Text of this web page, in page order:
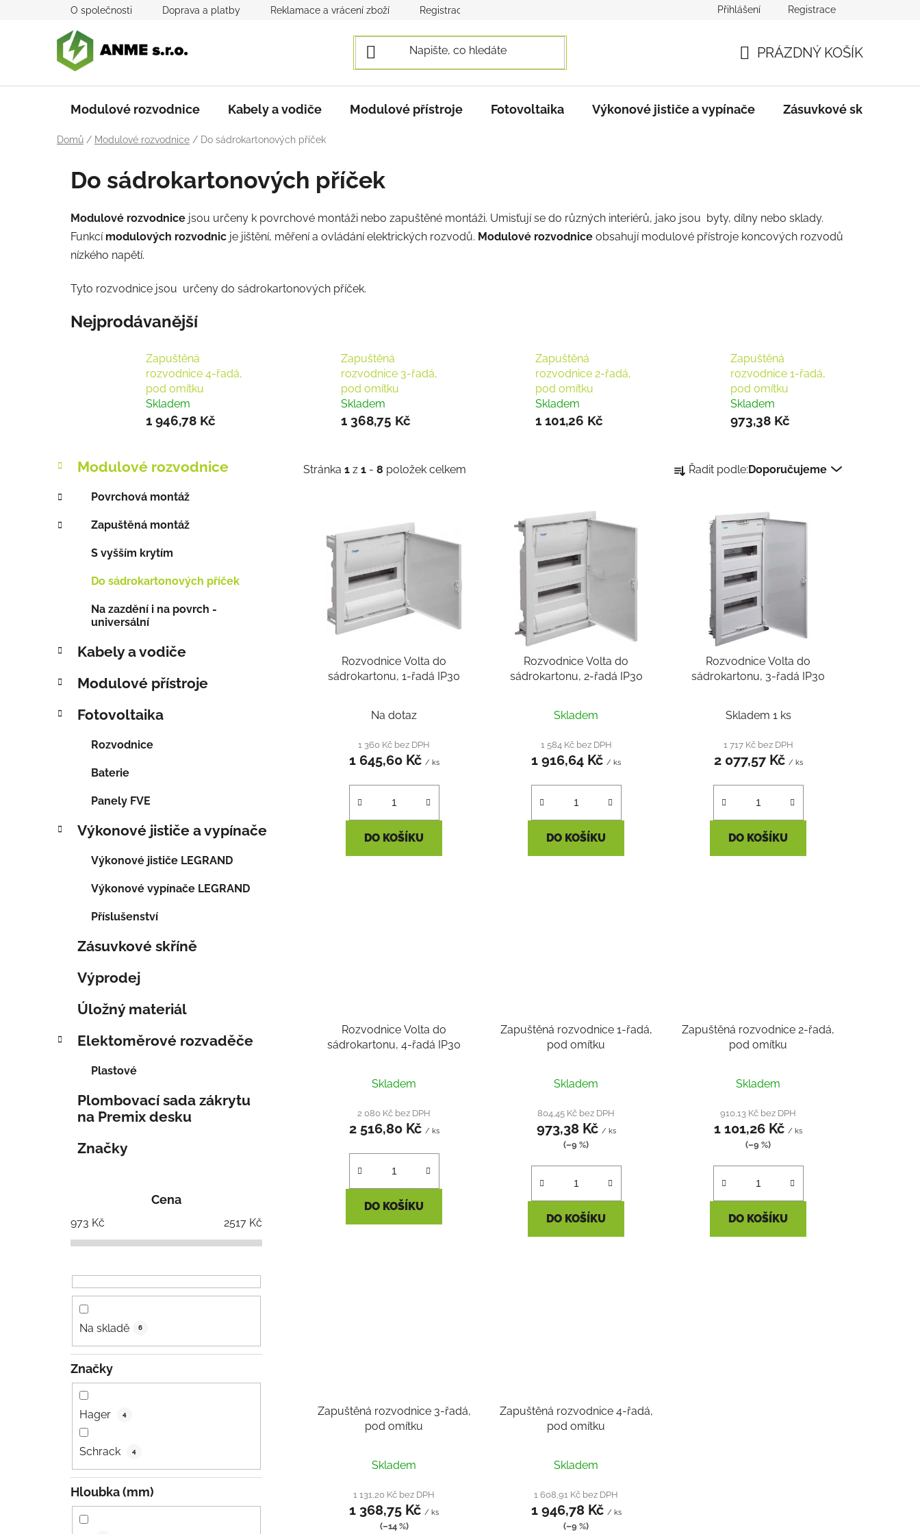
O společnosti Doprava a platby Reklamace a vrácení zboží Registrace a přihlášení Podmínky ochrany osobních údajů
Přihlášení Registrace
KOŠÍK
PRÁZDNÝ KOŠÍK
Modulové rozvodnice Kabely a vodiče Modulové přístroje Fotovoltaika Výkonové jističe a vypínače Zásuvkové skříně
Domů / Modulové rozvodnice / Do sádrokartonových příček
Do sádrokartonových příček
Modulové rozvodnice jsou určeny k povrchové montáži nebo zapuštěné montáži. Umisťují se do různých interiérů, jako jsou byty, dílny nebo sklady.
Funkcí modulových rozvodnic je jištění, měření a ovládání elektrických rozvodů. Modulové rozvodnice obsahují modulové přístroje koncových rozvodů
nízkého napětí.
Tyto rozvodnice jsou určeny do sádrokartonových příček.
Nejprodávanější
Zapuštěná
rozvodnice 4-řadá,
pod omítku
Skladem
1 946,78 Kč
Zapuštěná
rozvodnice 3-řadá,
pod omítku
Skladem
1 368,75 Kč
Zapuštěná
rozvodnice 2-řadá,
pod omítku
Skladem
1 101,26 Kč
Zapuštěná
rozvodnice 1-řadá,
pod omítku
Skladem
973,38 Kč
P
s
r
n
l
Přeskočit
a
e
g
o
Modulové rozvodnice
Povrchová montáž
Zapuštěná montáž
S vyšším krytím
Do sádrokartonových příček
Na zazdění i na povrch -
universální
Kabely a vodiče
Modulové přístroje
Fotovoltaika
Rozvodnice
Baterie
Panely FVE
Výkonové jističe a vypínače
Výkonové jističe LEGRAND
Výkonové vypínače LEGRAND
Příslušenství
Zásuvkové skříně
Výprodej
Úložný materiál
Elektoměrové rozvaděče
Plastové
Plombovací sada zákrytu
na Premix desku
Značky
Cena
973 Kč 2517 Kč
Na skladě 6
Značky
Hager 4
Schrack 4
Hloubka (mm)
Stránka 1 z 1 - 8 položek celkem
a Řadit podle:Doporučujeme
Rozvodnice Volta do
sádrokartonu, 1-řadá IP30
Na dotaz
1 360 Kč bez DPH
1 645,60 Kč / ks
DO KOŠÍKU
Rozvodnice Volta do
sádrokartonu, 2-řadá IP30
Skladem
1 584 Kč bez DPH
1 916,64 Kč/ ks
DO KOŠÍKU
Rozvodnice Volta do
sádrokartonu, 3-řadá IP30
Skladem 1 ks
1 717 Kč bez DPH
2 077,57 Kč / ks
DO KOŠÍKU
Rozvodnice Volta do
sádrokartonu, 4-řadá IP30
Skladem
2 080 Kč bez DPH
2 516,80 Kč / ks
DO KOŠÍKU
Zapuštěná rozvodnice 1-řadá,
pod omítku
Skladem
804,45 Kč bez DPH
973,38 Kč / ks
(–9 %)
DO KOŠÍKU
Zapuštěná rozvodnice 2-řadá,
pod omítku
Skladem
910,13 Kč bez DPH
1 101,26 Kč/ ks
(–9 %)
DO KOŠÍKU
Zapuštěná rozvodnice 3-řadá,
pod omítku
Skladem
1 131,20 Kč bez DPH
1 368,75 Kč/ ks
(–14 %)
Zapuštěná rozvodnice 4-řadá,
pod omítku
Skladem
1 608,91 Kč bez DPH
1 946,78 Kč / ks
(–9 %)